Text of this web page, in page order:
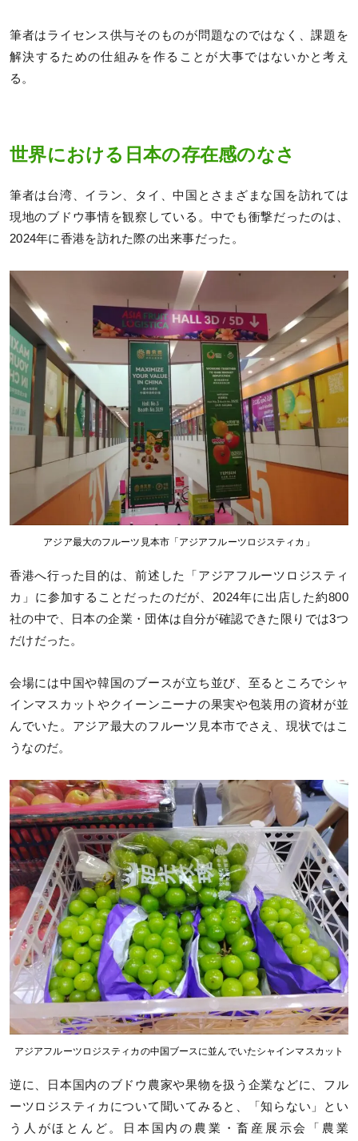
筆者はライセンス供与そのものが問題なのではなく、課題を
解決するための仕組みを作ることが大事ではないかと考え
る。
世界における日本の存在感のなさ
筆者は台湾、イラン、タイ、中国とさまざまな国を訪れては
現地のブドウ事情を観察している。中でも衝撃だったのは、
2024年に香港を訪れた際の出来事だった。
アジア最大のフルーツ見本市「アジアフルーツロジスティカ」
香港へ行った目的は、前述した「アジアフルーツロジスティ
カ」に参加することだったのだが、2024年に出店した約800
社の中で、日本の企業・団体は自分が確認できた限りでは3つ
だけだった。
会場には中国や韓国のブースが立ち並び、至るところでシャ
インマスカットやクイーンニーナの果実や包装用の資材が並
んでいた。アジア最大のフルーツ見本市でさえ、現状ではこ
うなのだ。
アジアフルーツロジスティカの中国ブースに並んでいたシャインマスカット
逆に、日本国内のブドウ農家や果物を扱う企業などに、フル
ーツロジスティカについて聞いてみると、「知らない」とい
う人がほとんど。日本国内の農業・畜産展示会「農業